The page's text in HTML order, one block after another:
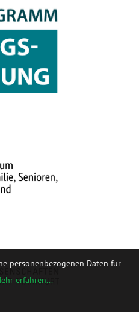
personenbezogenen Daten für
erfahren...